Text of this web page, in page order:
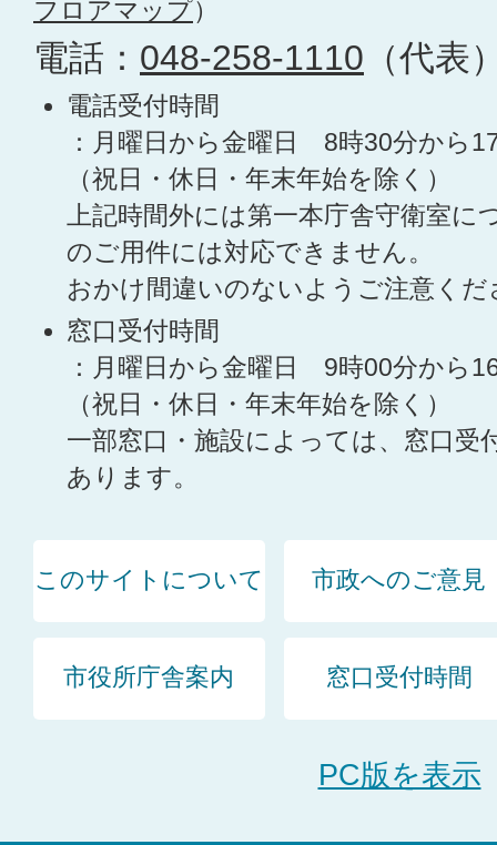
フロアマップ）
電話： 048-258-1110 （代表
電話受付時間
：月曜日から金曜日 8時30分から
（祝日・休日・年末年始を除く）
上記時間外には第一本庁舎守衛室に
のご用件には対応できません。
おかけ間違いのないようご注意くだ
窓口受付時間
：月曜日から金曜日 9時00分から
（祝日・休日・年末年始を除く）
一部窓口・施設によっては、窓口受
あります。
このサイトについて 市政へのご意見
市役所庁舎案内 窓口受付時間
PC版を表示